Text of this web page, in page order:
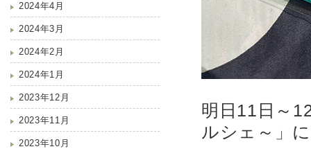
2024年4月
2024年3月
2024年2月
2024年1月
2023年12月
2023年11月
2023年10月
明日11日～
ルシェ～」